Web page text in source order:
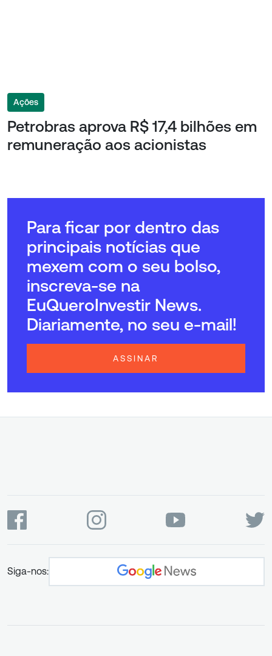
Ações
Petrobras aprova R$ 17,4 bilhões em
remuneração aos acionistas
Para ficar por dentro das
principais notícias que
mexem com o seu bolso,
inscreva-se na
EuQueroInvestir News.
Diariamente, no seu e-mail!
ASSINAR
Siga-nos: